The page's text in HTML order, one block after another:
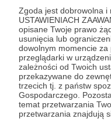
Zgoda jest dobrowolna i
USTAWIENIACH
opisane Twoje prawo
usunięcia lub
dowolnym momencie
przeglądarki w
zależności od Twoich
przekazywane do
trzecich tj. z państw
Gospodarczego.
temat przetwarzania
przetwarzania znajdują